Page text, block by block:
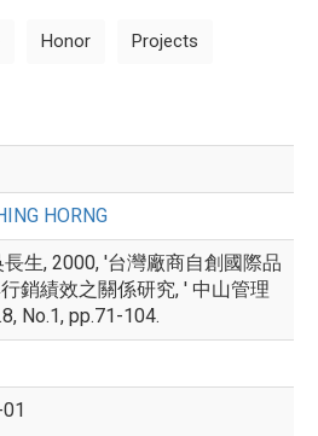
Honor Projects
HORNG
生, 2000, '台灣廠商自創國際品
銷績效之關係研究, ' 中山管理
No.1, pp.71-104.